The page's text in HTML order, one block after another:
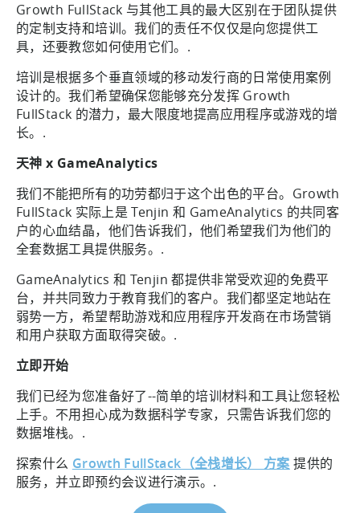
Growth FullStack 与其他工具的最大区别在于团队提供
的定制支持和培训。我们的责任不仅仅是向您提供工
具，还要教您如何使用它们。.
培训是根据多个垂直领域的移动发行商的日常使用案例
设计的。我们希望确保您能够充分发挥 Growth
FullStack 的潜力，最大限度地提高应用程序或游戏的增
长。.
天神 x GameAnalytics
我们不能把所有的功劳都归于这个出色的平台。Growth
FullStack 实际上是 Tenjin 和 GameAnalytics 的共同客
户的心血结晶，他们告诉我们，他们希望我们为他们的
全套数据工具提供服务。.
GameAnalytics 和 Tenjin 都提供非常受欢迎的免费平
台，并共同致力于教育我们的客户。我们都坚定地站在
弱势一方，希望帮助游戏和应用程序开发商在市场营销
和用户获取方面取得突破。.
立即开始
我们已经为您准备好了--简单的培训材料和工具让您轻松
上手。不用担心成为数据科学专家，只需告诉我们您的
数据堆栈。.
探索什么 Growth FullStack（全栈增长） 方案 提供的
服务，并立即预约会议进行演示。.